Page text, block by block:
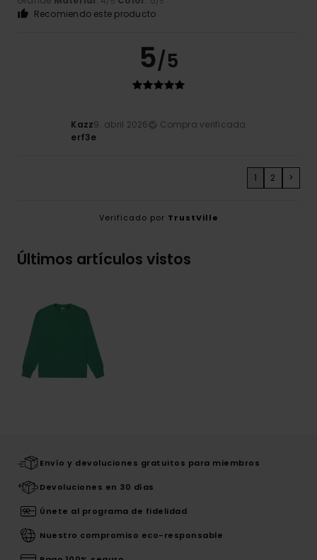
Recomiendo este producto
5/5
Kazz9. abril 2026
Compra verificada
erf3e
1 2 >
Verificado por TrustVille
Últimos artículos vistos
Envío y devoluciones gratuitos para miembros
Devoluciones en 30 días
Únete al programa de fidelidad
Nuestro compromiso eco-responsable